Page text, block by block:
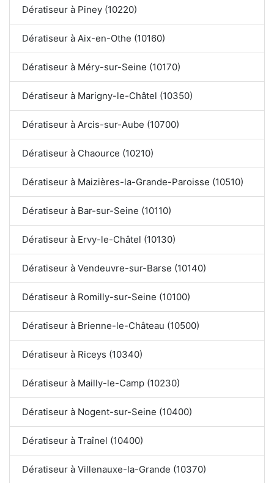
Dératiseur à Piney (10220)
Dératiseur à Aix-en-Othe (10160)
Dératiseur à Méry-sur-Seine (10170)
Dératiseur à Marigny-le-Châtel (10350)
Dératiseur à Arcis-sur-Aube (10700)
Dératiseur à Chaource (10210)
Dératiseur à Maizières-la-Grande-Paroisse (10510)
Dératiseur à Bar-sur-Seine (10110)
Dératiseur à Ervy-le-Châtel (10130)
Dératiseur à Vendeuvre-sur-Barse (10140)
Dératiseur à Romilly-sur-Seine (10100)
Dératiseur à Brienne-le-Château (10500)
Dératiseur à Riceys (10340)
Dératiseur à Mailly-le-Camp (10230)
Dératiseur à Nogent-sur-Seine (10400)
Dératiseur à Traînel (10400)
Dératiseur à Villenauxe-la-Grande (10370)